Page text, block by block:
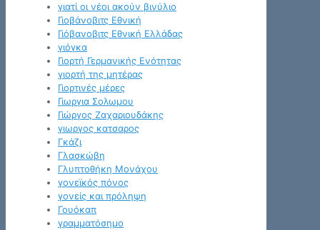
γιατί οι νέοι ακούν βινύλιο
Γιοβάνοβιτς Εθνική
Γιόβανοβιτς Εθνική Ελλάδας
γιόγκα
Γιορτή Γερμανικής Ενότητας
γιορτή της μητέρας
Γιορτινές μέρες
Γιωργια Σολωμου
Γιώργος Ζαχαριουδάκης
γιωργος κατσαρος
Γκάζι
Γλασκώβη
Γλυπτοθήκη Μονάχου
γονεϊκός πόνος
γονείς και πρόληψη
Γουόκαπ
γραμματόσημο